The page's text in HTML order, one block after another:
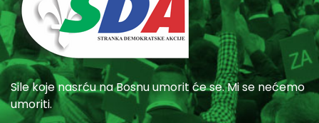
Sile koje nasrću na Bosnu umorit će se. Mi se nećemo
umoriti.